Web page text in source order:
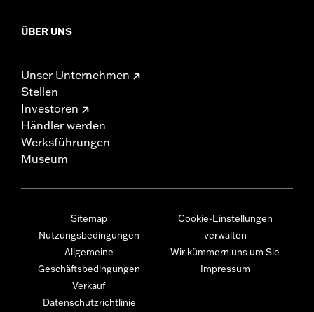
ÜBER UNS
Unser Unternehmen
Stellen
Investoren
Händler werden
Werksführungen
Museum
Sitemap
Nutzungsbedingungen
Allgemeine
Geschäftsbedingungen
Verkauf
Datenschutzrichtlinie
Cookie-Einstellungen
verwalten
Wir kümmern uns um Sie
Impressum